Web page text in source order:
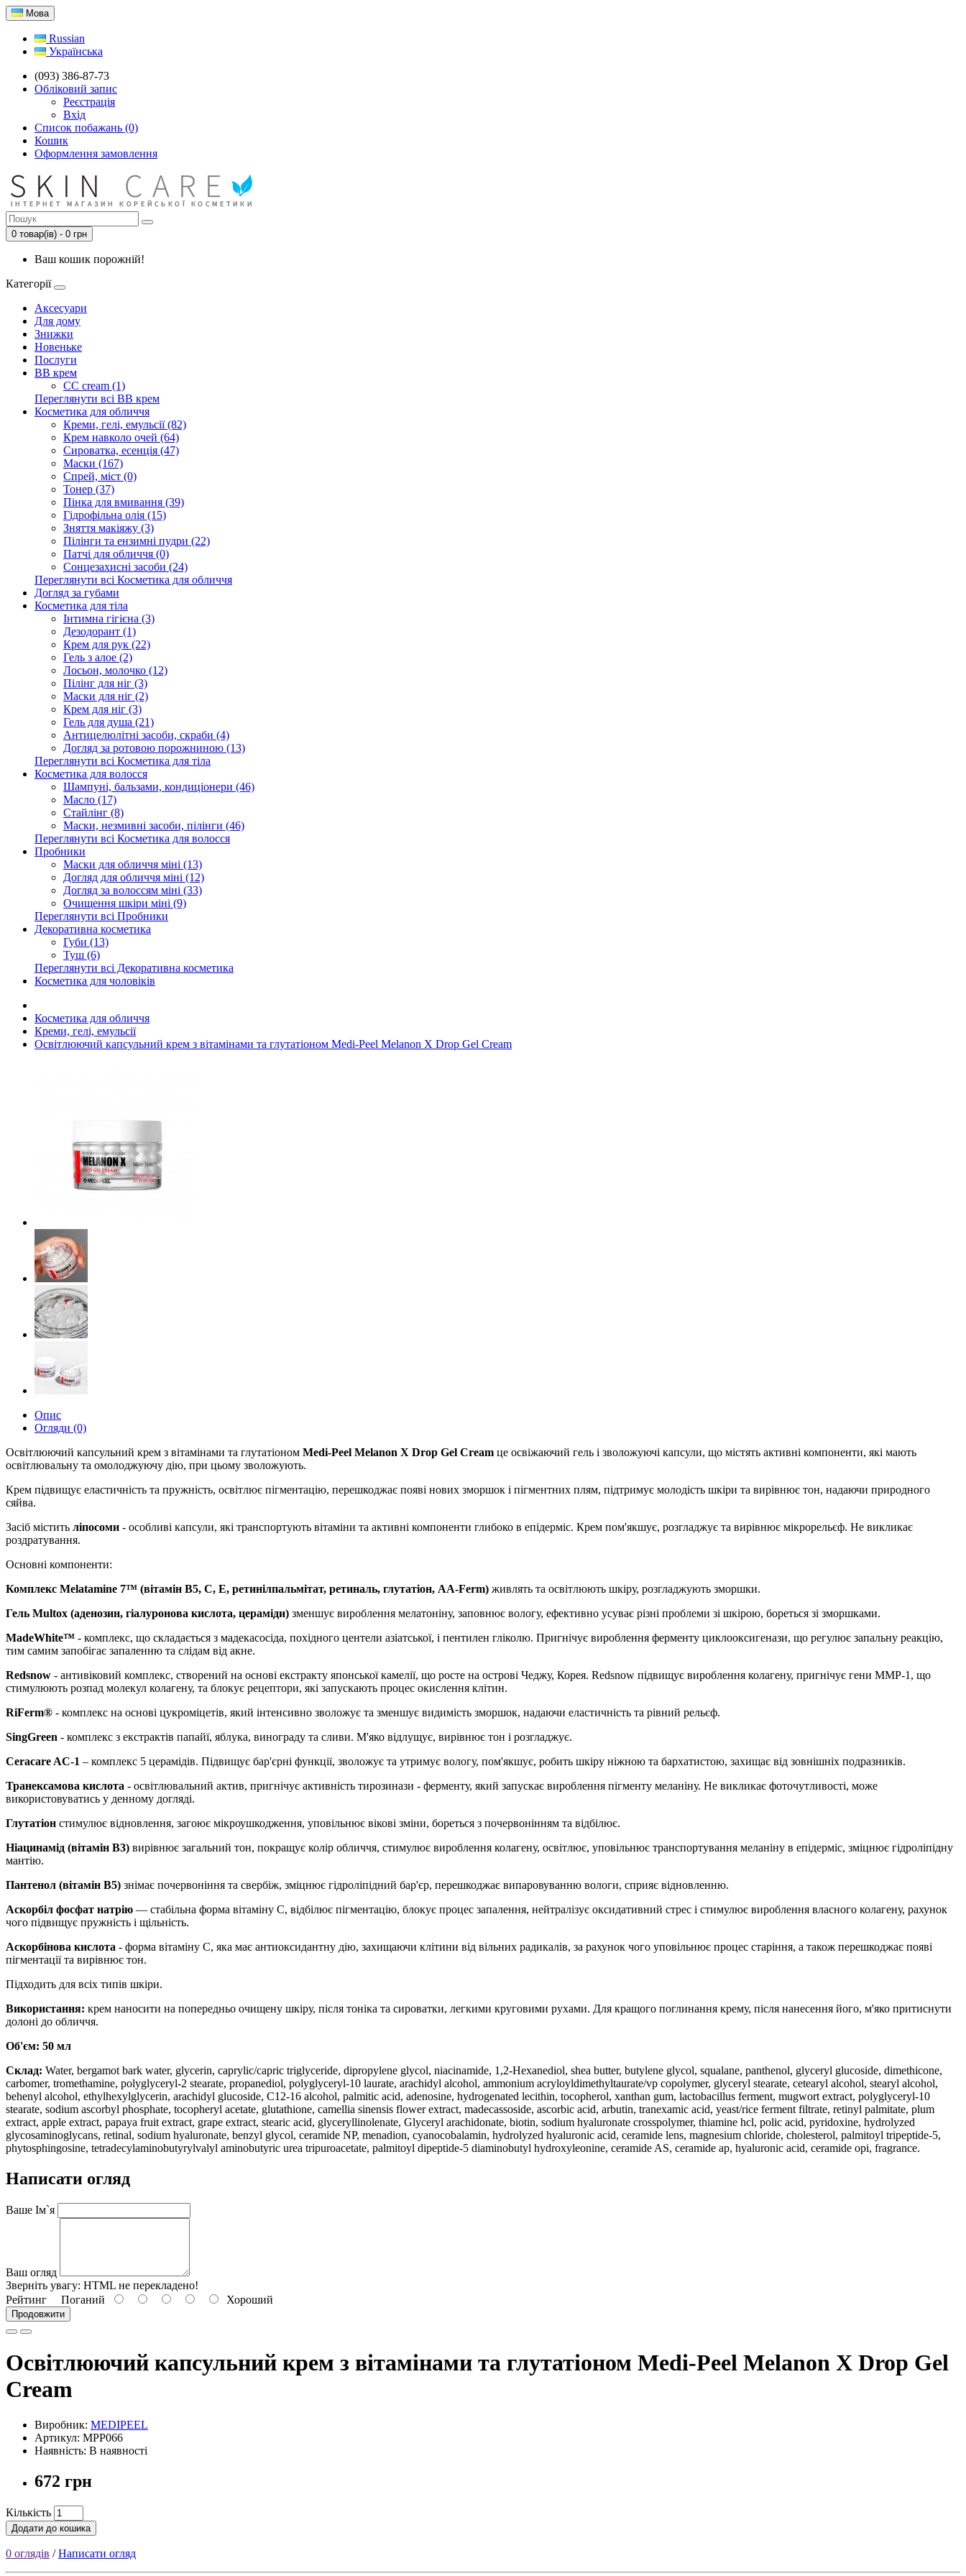
Мова
Russian
Українська
(093) 386-87-73
Обліковий запис
Реєстрація
Вхід
Список побажань (0)
Кошик
Оформлення замовлення
0 товар(ів) - 0 грн
Ваш кошик порожній!
Категорії
Аксесуари
Для дому
Знижки
Новеньке
Послуги
BB крем
CC cream (1)
Переглянути всі BB крем
Косметика для обличчя
Креми, гелі, емульсії (82)
Крем навколо очей (64)
Сироватка, есенція (47)
Маски (167)
Спрей, міст (0)
Тонер (37)
Пінка для вмивання (39)
Гідрофільна олія (15)
Зняття макіяжу (3)
Пілінги та ензимні пудри (22)
Патчі для обличчя (0)
Сонцезахисні засоби (24)
Переглянути всі Косметика для обличчя
Догляд за губами
Косметика для тіла
Інтимна гігієна (3)
Дезодорант (1)
Крем для рук (22)
Гель з алое (2)
Лосьон, молочко (12)
Пілінг для ніг (3)
Маски для ніг (2)
Крем для ніг (3)
Гель для душа (21)
Антицелюлітні засоби, скраби (4)
Догляд за ротовою порожниною (13)
Переглянути всі Косметика для тіла
Косметика для волосся
Шампуні, бальзами, кондиціонери (46)
Масло (17)
Стайлінг (8)
Маски, незмивні засоби, пілінги (46)
Переглянути всі Косметика для волосся
Пробники
Маски для обличчя міні (13)
Догляд для обличчя міні (12)
Догляд за волоссям міні (33)
Очищення шкіри міні (9)
Переглянути всі Пробники
Декоративна косметика
Губи (13)
Туш (6)
Переглянути всі Декоративна косметика
Косметика для чоловіків
Косметика для обличчя
Креми, гелі, емульсії
Освітлюючий капсульний крем з вітамінами та глутатіоном Medi-Peel Melanon X Drop Gel Cream
Опис
Огляди (0)
Освітлюючий капсульний крем з вітамінами та глутатіоном Medi-Peel Melanon X Drop Gel Cream це освіжаючий гель і зволожуючі капсули, що містять активні компоненти, які мають
освітлювальну та омолоджуючу дію, при цьому зволожують.
Крем підвищує еластичність та пружність, освітлює пігментацію, перешкоджає появі нових зморшок і пігментних плям, підтримує молодість шкіри та вирівнює тон, надаючи природного
сяйва.
Засіб містить ліпосоми - особливі капсули, які транспортують вітаміни та активні компоненти глибоко в епідерміс. Крем пом'якшує, розгладжує та вирівнює мікрорельєф. Не викликає
роздратування.
Основні компоненти:
Комплекс Melatamine 7™ (вітамін В5, С, Е, ретинілпальмітат, ретиналь, глутатіон, AA-Ferm) живлять та освітлюють шкіру, розгладжують зморшки.
Гель Мultox (аденозин, гіалуронова кислота, цераміди) зменшує вироблення мелатоніну, заповнює вологу, ефективно усуває різні проблеми зі шкірою, бореться зі зморшками.
MadeWhite™ - комплекс, що складається з мадекасосіда, похідного центели азіатської, і пентилен гліколю. Пригнічує вироблення ферменту циклооксигенази, що регулює запальну реакцію,
тим самим запобігає запаленню та слідам від акне.
Redsnow - антивіковий комплекс, створений на основі екстракту японської камелії, що росте на острові Чеджу, Корея. Redsnow підвищує вироблення колагену, пригнічує гени MMP-1, що
стимулюють розпад молекул колагену, та блокує рецептори, які запускають процес окислення клітин.
RiFerm® - комплекс на основі цукроміцетів, який інтенсивно зволожує та зменшує видимість зморшок, надаючи еластичність та рівний рельєф.
SingGreen - комплекс з екстрактів папайї, яблука, винограду та сливи. М'яко відлущує, вирівнює тон і розгладжує.
Ceracare AC-1 – комплекс 5 церамідів. Підвищує бар'єрні функції, зволожує та утримує вологу, пом'якшує, робить шкіру ніжною та бархатистою, захищає від зовнішніх подразників.
Транексамова кислота - освітлювальний актив, пригнічує активність тирозинази - ферменту, який запускає вироблення пігменту меланіну. Не викликає фоточутливості, може
використовуватись у денному догляді.
Глутатіон стимулює відновлення, загоює мікроушкодження, уповільнює вікові зміни, бореться з почервонінням та відбілює.
Ніацинамід (вітамін B3) вирівнює загальний тон, покращує колір обличчя, стимулює вироблення колагену, освітлює, уповільнює транспортування меланіну в епідерміс, зміцнює гідроліпідну
мантію.
Пантенол (вітамін B5) знімає почервоніння та свербіж, зміцнює гідроліпідний бар'єр, перешкоджає випаровуванню вологи, сприяє відновленню.
Аскорбіл фосфат натрію — стабільна форма вітаміну С, відбілює пігментацію, блокує процес запалення, нейтралізує оксидативний стрес і стимулює вироблення власного колагену, рахунок
чого підвищує пружність і щільність.
Аскорбінова кислота - форма вітаміну C, яка має антиоксидантну дію, захищаючи клітини від вільних радикалів, за рахунок чого уповільнює процес старіння, а також перешкоджає появі
пігментації та вирівнює тон.
Підходить для всіх типів шкіри.
Використання: крем наносити на попередньо очищену шкіру, після тоніка та сироватки, легкими круговими рухами. Для кращого поглинання крему, після нанесення його, м'яко притиснути
долоні до обличчя.
Об'єм: 50 мл
Склад: Water, bergamot bark water, glycerin, caprylic/capric triglyceride, dipropylene glycol, niacinamide, 1,2-Hexanediol, shea butter, butylene glycol, squalane, panthenol, glyceryl glucoside, dimethicone,
carbomer, tromethamine, polyglyceryl-2 stearate, propanediol, polyglyceryl-10 laurate, arachidyl alcohol, ammonium acryloyldimethyltaurate/vp copolymer, glyceryl stearate, cetearyl alcohol, stearyl alcohol,
behenyl alcohol, ethylhexylglycerin, arachidyl glucoside, C12-16 alcohol, palmitic acid, adenosine, hydrogenated lecithin, tocopherol, xanthan gum, lactobacillus ferment, mugwort extract, polyglyceryl-10
stearate, sodium ascorbyl phosphate, tocopheryl acetate, glutathione, camellia sinensis flower extract, madecassoside, ascorbic acid, arbutin, tranexamic acid, yeast/rice ferment filtrate, retinyl palmitate, plum
extract, apple extract, papaya fruit extract, grape extract, stearic acid, glyceryllinolenate, Glyceryl arachidonate, biotin, sodium hyaluronate crosspolymer, thiamine hcl, polic acid, pyridoxine, hydrolyzed
glycosaminoglycans, retinal, sodium hyaluronate, benzyl glycol, ceramide NP, menadion, cyanocobalamin, hydrolyzed hyaluronic acid, ceramide lens, magnesium chloride, cholesterol, palmitoyl tripeptide-5,
phytosphingosine, tetradecylaminobutyrylvalyl aminobutyric urea tripuroacetate, palmitoyl dipeptide-5 diaminobutyl hydroxyleonine, ceramide AS, ceramide ap, hyaluronic acid, ceramide opi, fragrance.
Написати огляд
Ваше Ім`я
Ваш огляд
Зверніть увагу: HTML не перекладено!
Рейтинг Поганий Хороший
Продовжити
Освітлюючий капсульний крем з вітамінами та глутатіоном Medi-Peel Melanon X Drop Gel
Cream
Виробник: MEDIPEEL
Артикул: MPP066
Наявність: В наявності
672 грн
Кількість
Додати до кошика
0 оглядів /Написати огляд